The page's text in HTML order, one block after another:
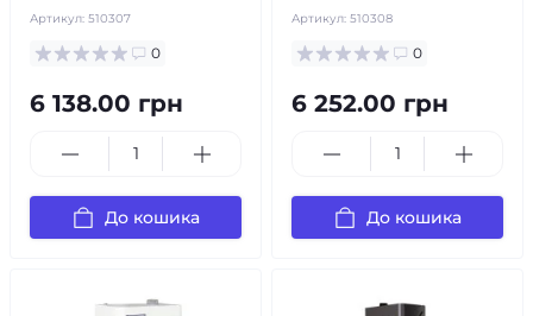
Артикул: 510307
0
6 138.00 грн
До кошика
Артикул: 510308
0
6 252.00 грн
До кошика